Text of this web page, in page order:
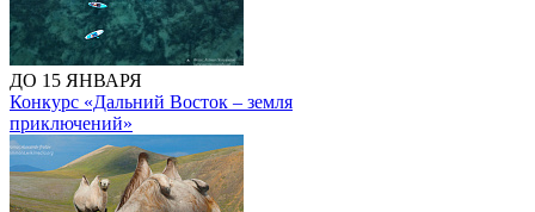
ДО 15 ЯНВАРЯ
Конкурс «Дальний Восток – земля
приключений»